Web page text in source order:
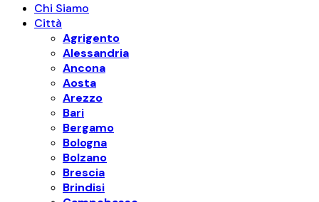
Chi Siamo
Città
Agrigento
Alessandria
Ancona
Aosta
Arezzo
Bari
Bergamo
Bologna
Bolzano
Brescia
Brindisi